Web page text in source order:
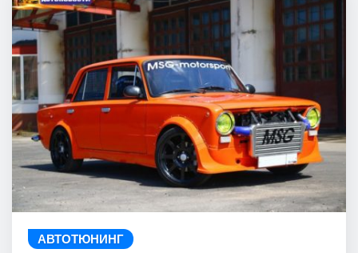
АВТОТЮНИНГ